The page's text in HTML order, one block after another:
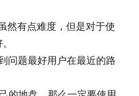
然有点难度，但是对于使
问题最好用户在最近的路